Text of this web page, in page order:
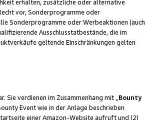
erhalten, zusätzliche oder alternative
vor, Sonderprogramme oder
Sonderprogramme oder Werbeaktionen (auch
Ausschlusstatbestände, die im
geltende Einschränkungen gelten
verdienen im Zusammenhang mit „ Bounty
Event wie in der Anlage beschrieben
einer Amazon-Website aufruft und (2)